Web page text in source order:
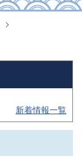
新着情報一覧